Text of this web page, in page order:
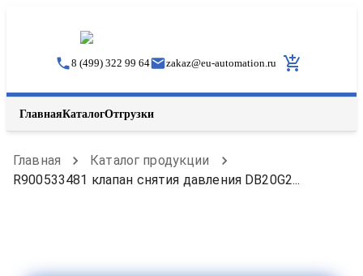
8 (499) 322 99 64 zakaz@eu-automation.ru
ГлавнаяКаталогОтгрузки
Главная
Каталог продукции
R900533481 клапан снятия давления DB20G2...